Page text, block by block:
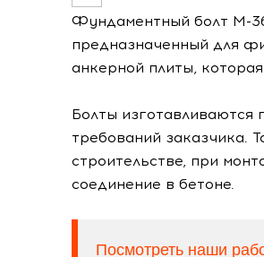
Фундаментный болт М-
предназначенный для
анкерной плиты,
Болты изготавливаются
требований заказчика.
строительстве, при
соединение в бетоне.
Посмотреть наши